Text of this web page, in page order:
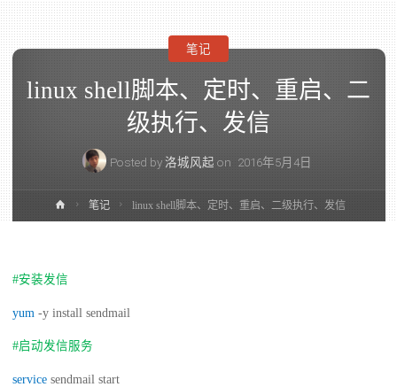
linux shell脚本、定时、重启、二
级执行、发信
Posted by 洛城风起 on 2016年5月4日
笔记
笔记 linux shell脚本、定时、重启、二级执行、发信
#安装发信
yum -y install sendmail
#启动发信服务
servicesendmail start